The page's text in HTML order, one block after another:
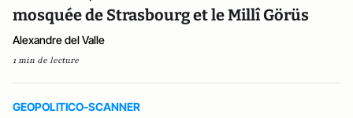
mosquée de Strasbourg et le Millî Görüs
Alexandre del Valle
1 min de lecture
GEOPOLITICO-SCANNER